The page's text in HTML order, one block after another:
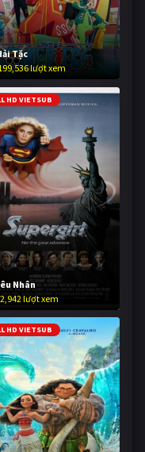
Tặc
lượt xem
HD VIETSUB
Nhân
lượt xem
HD VIETSUB